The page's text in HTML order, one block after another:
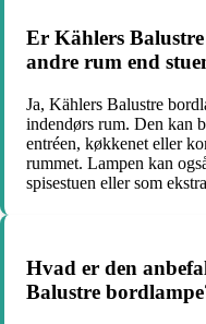
Er Kählers
andre rum end
Ja, Kählers Balustre
indendørs rum. Den kan
entréen, køkkenet eller
rummet. Lampen kan
spisestuen eller som
Hvad er den
Balustre